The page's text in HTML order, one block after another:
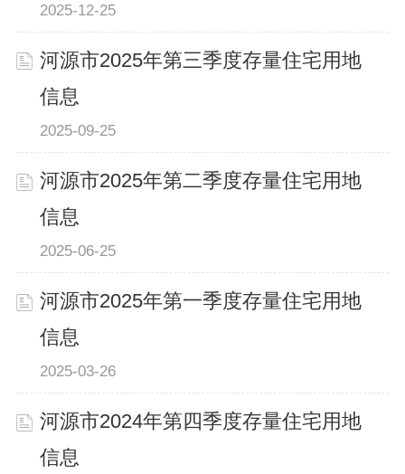
2025-12-25
河源市2025年第三季度存量住宅用地
信息
2025-09-25
河源市2025年第二季度存量住宅用地
信息
2025-06-25
河源市2025年第一季度存量住宅用地
信息
2025-03-26
河源市2024年第四季度存量住宅用地
信息